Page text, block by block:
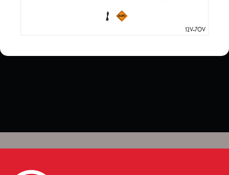
12V-70V